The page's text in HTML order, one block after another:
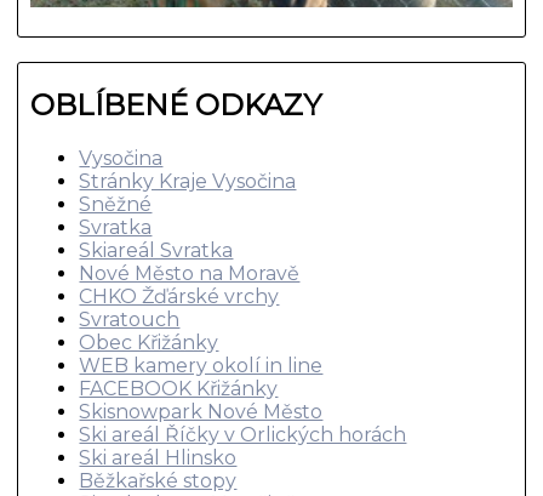
OBLÍBENÉ ODKAZY
Vysočina
Stránky Kraje Vysočina
Sněžné
Svratka
Skiareál Svratka
Nové Město na Moravě
CHKO Žďárské vrchy
Svratouch
Obec Křižánky
WEB kamery okolí in line
FACEBOOK Křižánky
Skisnowpark Nové Město
Ski areál Říčky v Orlických horách
Ski areál Hlinsko
Běžkařské stopy